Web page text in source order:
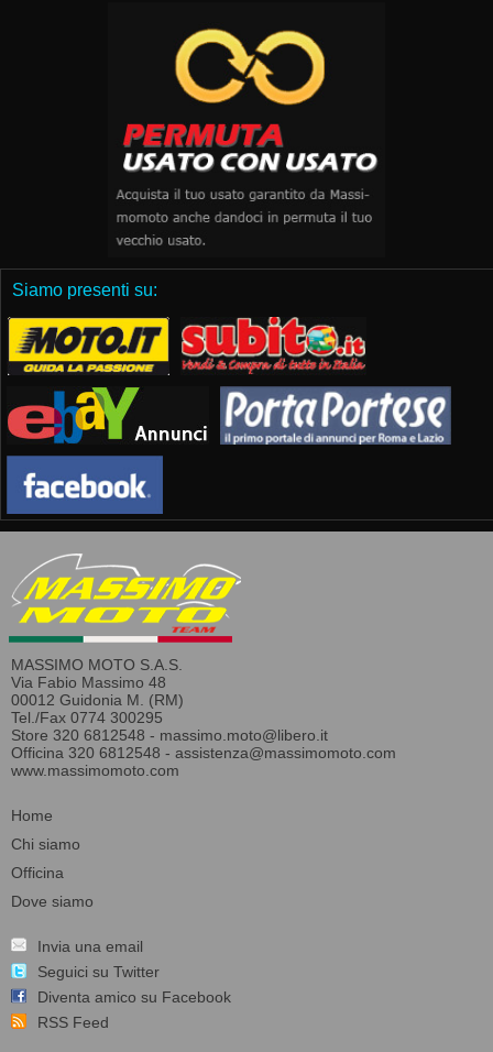
Siamo presenti su:
MASSIMO MOTO S.A.S.
Via Fabio Massimo 48
00012 Guidonia M. (RM)
Tel./Fax 0774 300295
Store 320 6812548 - massimo.moto@libero.it
Officina 320 6812548 - assistenza@massimomoto.com
www.massimomoto.com
Home
Chi siamo
Officina
Dove siamo
Invia una email
Seguici su Twitter
Diventa amico su Facebook
RSS Feed